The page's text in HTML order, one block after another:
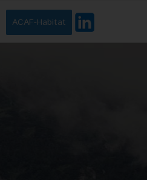
ACAF-Habitat